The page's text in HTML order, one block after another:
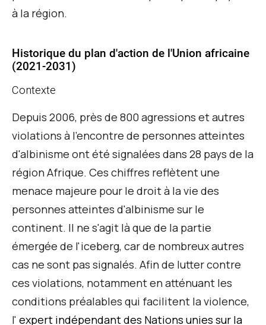
à la région.
Historique du plan d'action de l'Union africaine
(2021-2031)
Contexte
Depuis 2006, près de 800 agressions et autres
violations à l'encontre de personnes atteintes
d'albinisme ont été signalées dans 28 pays de la
région Afrique. Ces chiffres reflètent une
menace majeure pour le droit à la vie des
personnes atteintes d'albinisme sur le
continent. Il ne s'agit là que de la partie
émergée de l'iceberg, car de nombreux autres
cas ne sont pas signalés. Afin de lutter contre
ces violations, notamment en atténuant les
conditions préalables qui facilitent la violence,
l' expert indépendant des Nations unies sur la